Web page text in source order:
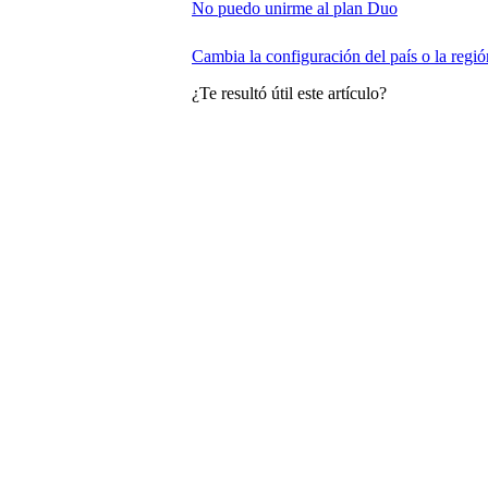
No puedo unirme al plan Duo
Cambia la configuración del país o la
¿Te resultó útil este artículo?